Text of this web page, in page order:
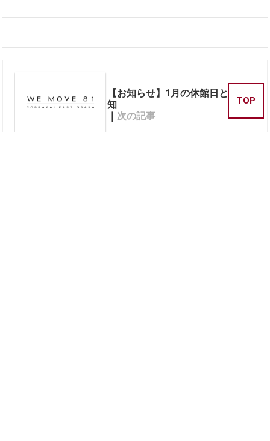
【お知らせ】1月の休館日と試合告
知
｜ 次の記事
TOP